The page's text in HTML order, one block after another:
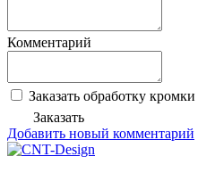
Комментарий
Заказать обработку кромки
Заказать
Добавить новый комментарий